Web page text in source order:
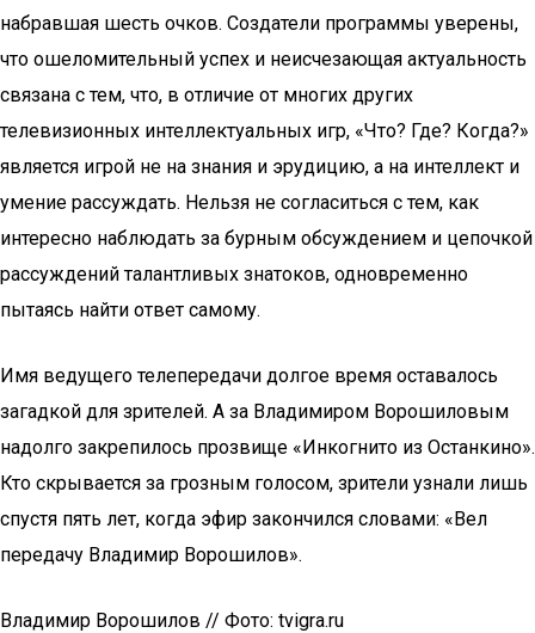
набравшая шесть очков. Создатели программы уверены,
что ошеломительный успех и неисчезающая актуальность
связана с тем, что, в отличие от многих других
телевизионных интеллектуальных игр, «Что? Где? Когда?»
является игрой не на знания и эрудицию, а на интеллект и
умение рассуждать. Нельзя не согласиться с тем, как
интересно наблюдать за бурным обсуждением и цепочкой
рассуждений талантливых знатоков, одновременно
пытаясь найти ответ самому.
Имя ведущего телепередачи долгое время оставалось
загадкой для зрителей. А за Владимиром Ворошиловым
надолго закрепилось прозвище «Инкогнито из Останкино».
Кто скрывается за грозным голосом, зрители узнали лишь
спустя пять лет, когда эфир закончился словами: «Вел
передачу Владимир Ворошилов».
Владимир Ворошилов // Фото: tvigra.ru